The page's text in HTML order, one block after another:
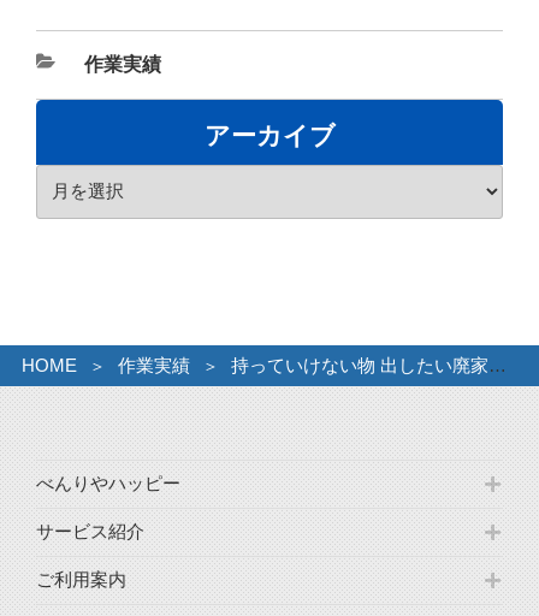
カ
テ
ー
作業実績
アーカイブ
HOME 作業実績 持っていけない物 出したい廃家電ｺﾞﾐ
べんりやハッピー
サービス紹介
ご利用案内